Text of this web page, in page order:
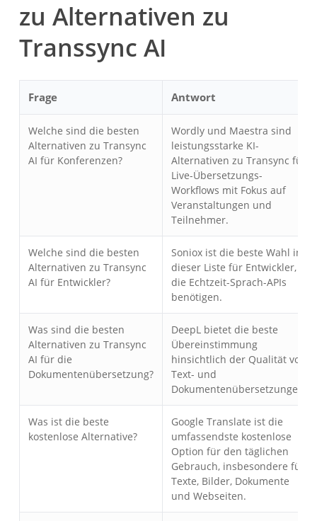
zu Alternativen zu
Transsync AI
Frage Antwort
Welche sind die besten
Alternativen zu Transync
AI für Konferenzen?
Wordly und Maestra sind
leistungsstarke KI-
Alternativen zu Transync für
Live-Übersetzungs-
Workflows mit Fokus auf
Veranstaltungen und
Teilnehmer.
Welche sind die besten
Alternativen zu Transync
AI für Entwickler?
Soniox ist die beste Wahl in
dieser Liste für Entwickler,
die Echtzeit-Sprach-APIs
benötigen.
Was sind die besten
Alternativen zu Transync
AI für die
Dokumentenübersetzung?
DeepL bietet die beste
Übereinstimmung
hinsichtlich der Qualität von
Text- und
Dokumentenübersetzungen.
Was ist die beste
kostenlose Alternative?
Google Translate ist die
umfassendste kostenlose
Option für den täglichen
Gebrauch, insbesondere für
Texte, Bilder, Dokumente
und Webseiten.